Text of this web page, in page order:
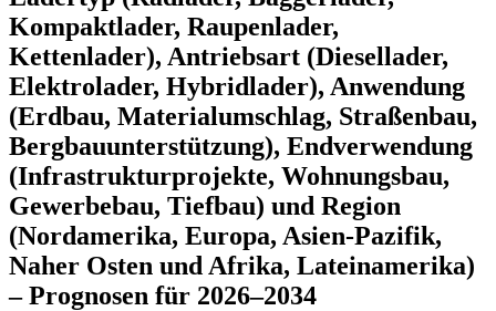
Kompaktlader, Raupenlader,
Kettenlader), Antriebsart (Diesellader,
Elektrolader, Hybridlader), Anwendung
(Erdbau, Materialumschlag, Straßenbau,
Bergbauunterstützung), Endverwendung
(Infrastrukturprojekte, Wohnungsbau,
Gewerbebau, Tiefbau) und Region
(Nordamerika, Europa, Asien-Pazifik,
Naher Osten und Afrika, Lateinamerika)
– Prognosen für 2026–2034